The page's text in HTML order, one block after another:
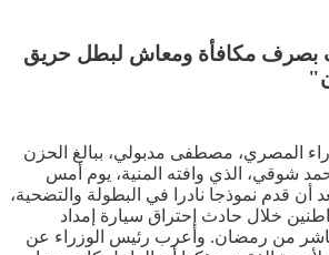
بصرف مكافأة ومعاش لبطل حريق
المصري، مصطفى مدبولي، ببالغ الحزن
شوقي، الذي وافته المنية، يوم أمس
بعد أن قدم نموذجا نادرا في البطولة والتضحية،
خلال حادث إحتراق سيارة إمداد
من رمضان. وأعرب رئيس الوزراء عن